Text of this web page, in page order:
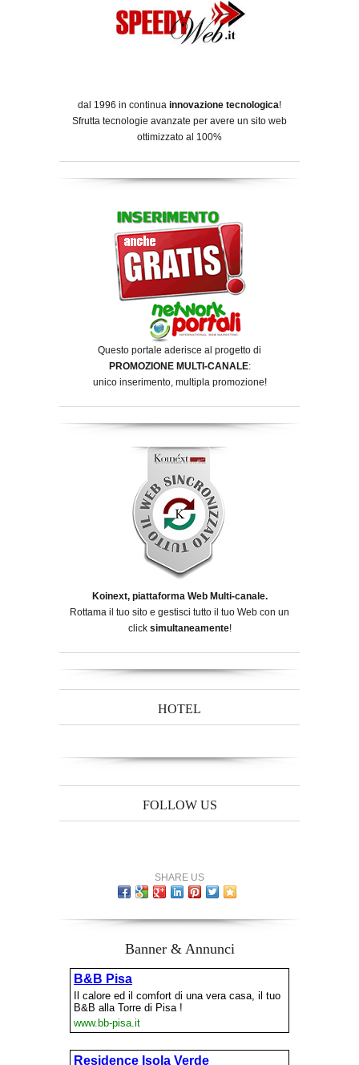
dal 1996 in continua innovazione tecnologica!
Sfrutta tecnologie avanzate per avere un sito web
ottimizzato al 100%
Questo portale aderisce al progetto di
PROMOZIONE MULTI-CANALE:
unico inserimento, multipla promozione!
Koinext, piattaforma Web Multi-canale.
Rottama il tuo sito e gestisci tutto il tuo Web con un
click simultaneamente!
HOTEL
FOLLOW US
SHARE US
Banner & Annunci